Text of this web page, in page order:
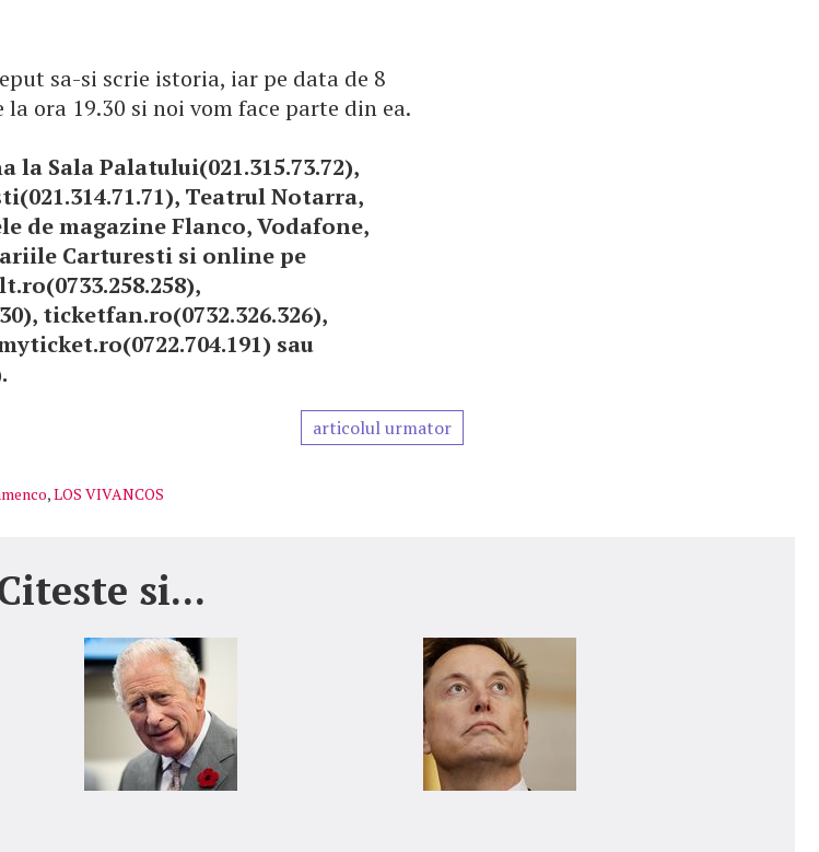
sa-si scrie istoria, iar pe data de 8
ora 19.30 si noi vom face parte din ea.
Sala Palatului(021.315.73.72),
Teatrul Notarra,
de magazine Flanco, Vodafone,
Carturesti si online pe
ticketfan.ro(0732.326.326),
sau
articolul urmator
,LOS VIVANCOS
si...